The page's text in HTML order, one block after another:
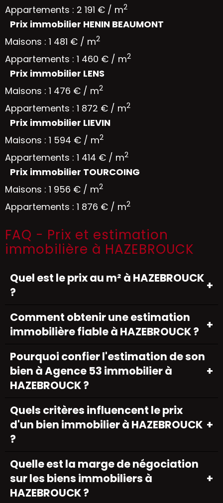
Appartements : 2 191 € / m2
Prix immobilier HENIN BEAUMONT
Maisons : 1 481 € / m2
Appartements : 1 460 € / m2
Prix immobilier LENS
Maisons : 1 476 € / m2
Appartements : 1 872 € / m2
Prix immobilier LIEVIN
Maisons : 1 594 € / m2
Appartements : 1 414 € / m2
Prix immobilier TOURCOING
Maisons : 1 956 € / m2
Appartements : 1 876 € / m2
FAQ - Prix et estimation
immobilière à HAZEBROUCK
Quel est le prix au m² à HAZEBROUCK
?
Comment obtenir une estimation
immobilière fiable à HAZEBROUCK ?
Pourquoi confier l'estimation de son
bien à Agence 53 immobilier à
HAZEBROUCK ?
Quels critères influencent le prix
d'un bien immobilier à HAZEBROUCK
?
Quelle est la marge de négociation
sur les biens immobiliers à
HAZEBROUCK ?